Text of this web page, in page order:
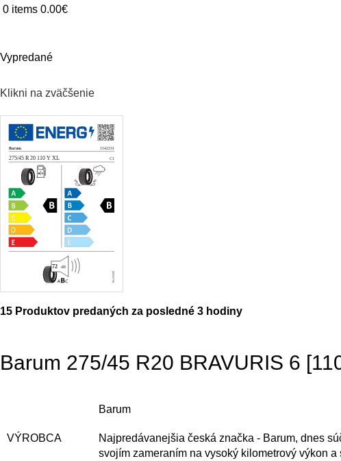
0 items 0.00€
Vypredané
Klikni na zväčšenie
15 Produktov predaných za posledné 3 hodiny
Barum 275/45 R20 BRAVURIS 6
VÝROBCA
Barum
Najpredávanejšia česká značka - Barum, dnes
svojím zameraním na vysoký kilometrový výkon